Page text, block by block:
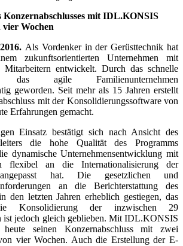
Konzernabschlusses mit IDL.KONSIS
Wochen
Als Vordenker in der Gerüsttechnik hat
zukunftsorientierten Unternehmen mit
entwickelt. Durch das schnelle
agile Familienunternehmen
geworden. Seit mehr als 15 Jahren erstellt
mit der Konsolidierungssoftware von
Erfahrungen gemacht.
Einsatz bestätigt sich nach Ansicht des
die hohe Qualität des Programms
dynamische Unternehmensentwicklung mit
flexibel an die Internationalisierung der
angepasst hat. Die gesetzlichen und
an die Berichterstattung des
den letzten Jahren erheblich gestiegen, das
Konsolidierung der inzwischen 29
ist jedoch gleich geblieben. Mit IDL.KONSIS
seinen Konzernabschluss mit zwei
vier Wochen. Auch die Erstellung der E-